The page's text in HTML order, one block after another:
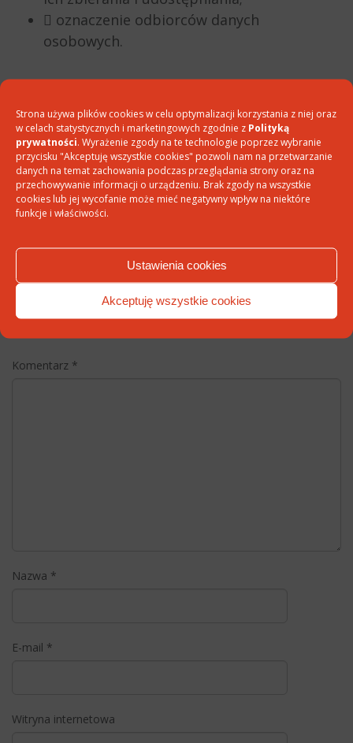
Strona używa plików cookies w celu optymalizacji korzystania z niej oraz
w celach statystycznych i marketingowych zgodnie z Polityką
prywatności. Wyrażenie zgody na te technologie poprzez wybranie
przycisku "Akceptuję wszystkie cookies" pozwoli nam na przetwarzanie
danych na temat zachowania podczas przeglądania strony oraz na
przechowywanie informacji o urządzeniu. Brak zgody na wszystkie
cookies lub jej wycofanie może mieć negatywny wpływ na niektóre
funkcje i właściwości.
Akceptuję wszystkie cookies
Ustawienia cookies
 oznaczenie odbiorców danych
osobowych.
Oceń artykuł
DODAJ DO ULUBIONYCH
PODZIEL SIĘ:
LUB WYŚLIJ EMAIL Z LINKIEMDO ARTYKUŁU
Dodaj komentarz
Twój adres e-mail nie zostanie opublikowany.
Komentarz *
Nazwa *
E-mail *
Witryna internetowa